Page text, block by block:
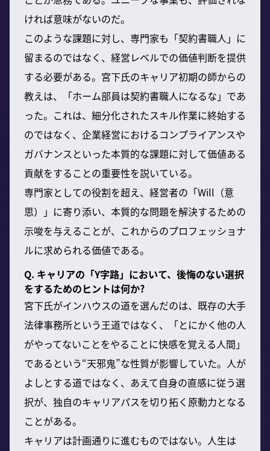
ければ意味がないのだ。
このような課題に対し、専門家も「契約書職人」に
留まるのではなく、経営レベルでの価値判断を提供
する必要がある。宮下氏のキャリア初期の師からの
教えは、「ホーム部員は契約書職人になるな」であ
った。これは、細分化されたスキル作業に終始する
のではなく、企業経営におけるコンプライアンスや
ガバナンスといった本質的な課題に対して価値ある
貢献をすることの重要性を説いている。
専門家としての役割を超え、経営者の「Will（意
思）」に寄り添い、本質的な問題を解決するための
示唆を与えることが、これからのプロフェッショナ
ルに求められる価値である。
Q. キャリアの「Y字路」において、後悔のない選択
をするためのヒントは何か?
宮下氏がインハウスの道を選んだのは、既存の大手
法律事務所という王道ではなく、「とにかく他の人
がやってないことをやることに快感を覚える人間」
であるという“天邪鬼”な性質が影響していた。人が
よしとする道ではなく、あえて自身の直感に従う選
択が、独自のキャリアパスを切り拓く原動力となる
ことがある。
キャリアは計画通りに進むものではない。人生は